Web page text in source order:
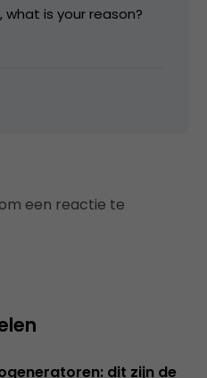
is your reason?
om een reactie te
dit zijn de